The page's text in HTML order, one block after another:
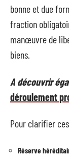
bonne et due
fraction
manœuvre de
biens.
A découvrir
déroulement
Pour clarifier
Réserve